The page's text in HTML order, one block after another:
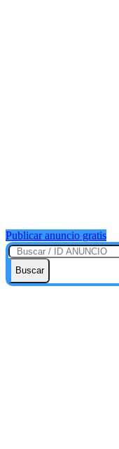
Publicar anuncio gratis
Buscar